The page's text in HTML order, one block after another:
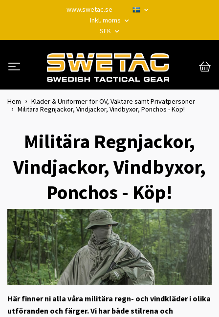
www.swetac.se
Inkl. moms
SEK
Hem
Kläder & Uniformer för OV, Väktare samt Privatpersoner
Militära Regnjackor, Vindjackor, Vindbyxor, Ponchos - Köp!
Militära Regnjackor,
Vindjackor, Vindbyxor,
Ponchos - Köp!
Här finner ni alla våra militära regn- och vindkläder i olika
utföranden och färger. Vi har både stilrena och